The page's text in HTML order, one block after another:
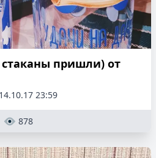
пришли) от
14.10.17 23:59
878